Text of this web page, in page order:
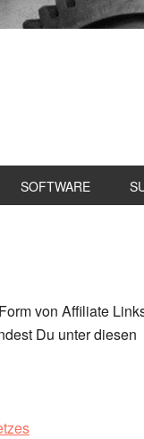
SOFTWARE
von Affiliate
Du unter diesen